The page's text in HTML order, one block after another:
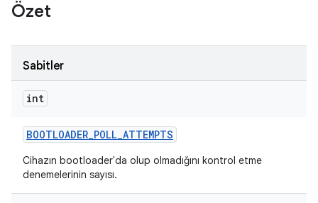
Özet
Sabitler
int
BOOTLOADER_POLL_ATTEMPTS
Cihazın bootloader'da olup olmadığını kontrol etme
denemelerinin sayısı.